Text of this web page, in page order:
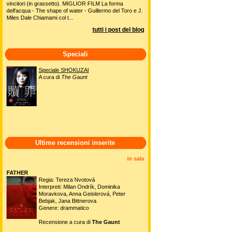
vincitori (in grassetto). MIGLIOR FILM La forma
dell'acqua - The shape of water - Guillermo del Toro e J.
Miles Dale Chiamami col t...
tutti i post del blog
Speciali
Speciale SHOKUZAI
A cura di The Gaunt
Ultime recensioni inserite
in sala
FATHER
Regia: Tereza Nvotová
Interpreti: Milan Ondrík, Dominika
Moravkova, Anna Geislerová, Peter
Bebjak, Jana Bittnerova
Genere: drammatico
Recensione a cura di The Gaunt